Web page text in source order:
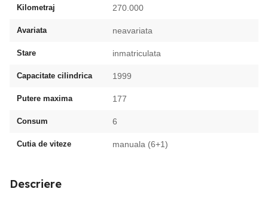
Kilometraj 270.000
Avariata neavariata
Stare inmatriculata
Capacitate cilindrica 1999
Putere maxima 177
Consum 6
Cutia de viteze manuala (6+1)
Descriere